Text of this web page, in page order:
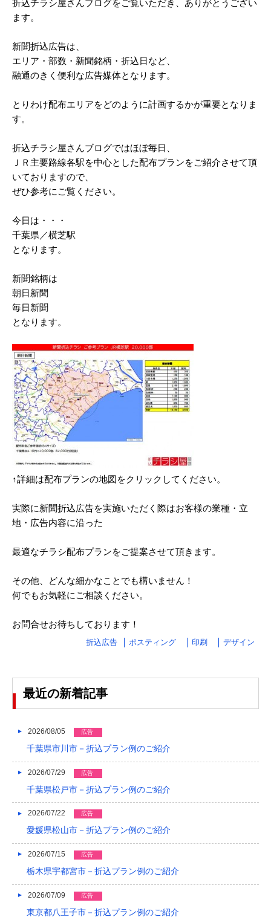
2025/10
2025/08
2025/07
2025/05
2025/03
2025/02
2024/12
2024/11
2024/09
2024/08
2024/06
2024/05
2024/04
2024/03
2024/02
2024/01
2023/11
2023/10
2023/08
2023/03
2023/02
2023/01
2022/12
2022/09
2022/08
2022/07
2022/06
折込チラシ屋さんブログをご覧いただき、ありがとうござい
ます。
新聞折込広告は、
エリア・部数・新聞銘柄・折込日など、
融通のきく便利な広告媒体となります。
とりわけ配布エリアをどのように計画するかが重要となりま
す。
折込チラシ屋さんブログではほぼ毎日、
ＪＲ主要路線各駅を中心とした配布プランをご紹介させて頂
いておりますので、
ぜひ参考にご覧ください。
今日は・・・
千葉県／横芝駅
となります。
新聞銘柄は
朝日新聞
毎日新聞
となります。
↑詳細は配布プランの地図をクリックしてください。
実際に新聞折込広告を実施いただく際はお客様の業種・立
地・広告内容に沿った
最適なチラシ配布プランをご提案させて頂きます。
その他、どんな細かなことでも構いません！
何でもお気軽にご相談ください。
お問合せお待ちしております！
折込広告 ポスティング 印刷 デザイン
最近の新着記事
2026/08/05 広告
千葉県市川市－折込プラン例のご紹介
2026/07/29 広告
千葉県松戸市－折込プラン例のご紹介
2026/07/22 広告
愛媛県松山市－折込プラン例のご紹介
2026/07/15 広告
栃木県宇都宮市－折込プラン例のご紹介
2026/07/09 広告
東京都八王子市－折込プラン例のご紹介